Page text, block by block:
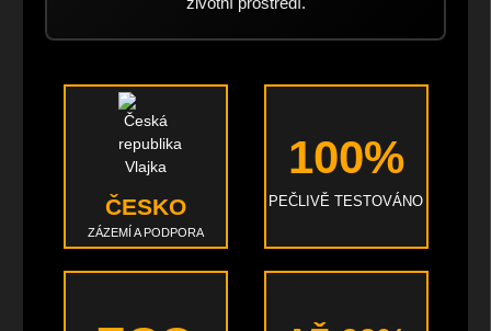
ČESKO
ZÁZEMÍ A PODPORA
100%
PEČLIVĚ TESTOVÁNO